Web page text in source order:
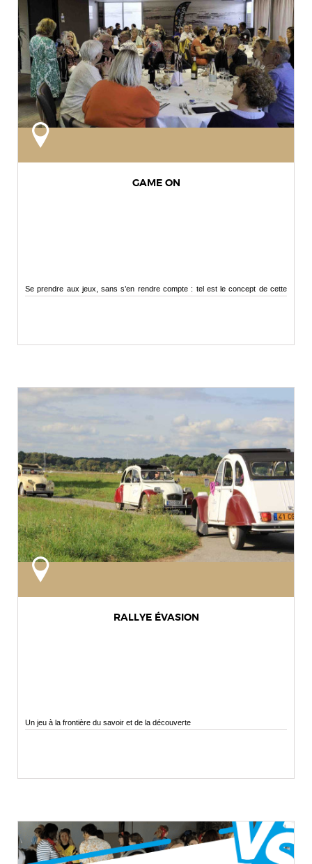
GAME ON
Se prendre aux jeux, sans s’en rendre compte : tel est le concept de cette
RALLYE ÉVASION
Un jeu à la frontière du savoir et de la découverte